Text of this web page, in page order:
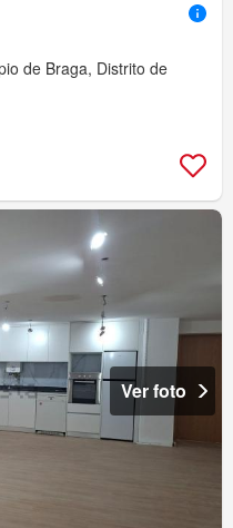
de Braga, Distrito de
Ver foto